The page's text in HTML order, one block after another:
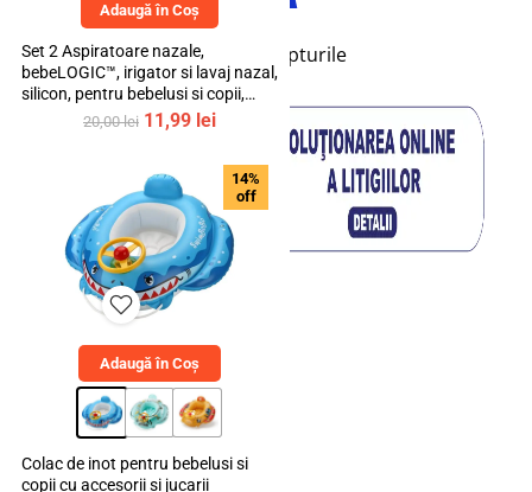
Adaugă în Coș
Set 2 Aspiratoare nazale,
bebeLOGIC™, irigator si lavaj nazal,
silicon, pentru bebelusi si copii,
transparent, 10ml
20,00lei Prețul
fost:
20,00 lei.
11,99 leiPrețul
este:
11,99 lei.
14%
off
Adaugă în Coș
Colac de inot pentru bebelusi si
copii cu accesorii si jucarii
© 2026 bebeLOGIC™. Toate drepturile
rezervate.